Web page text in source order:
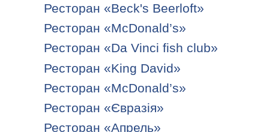
Ресторан «Beck's Beerloft»
Ресторан «McDonald’s»
Ресторан «Da Vinci fish club»
Ресторан «King David»
Ресторан «McDonald’s»
Ресторан «Євразія»
Ресторан «Апрель»